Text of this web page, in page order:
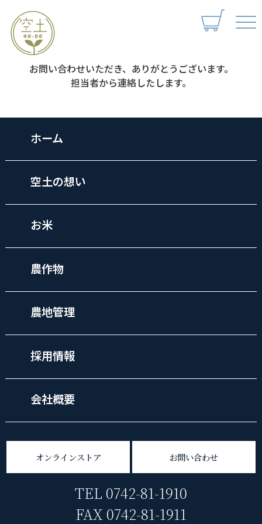
お問い合わせいただき、ありがとうございます。
担当者から連絡したします。
ホーム
空土の想い
お米
農作物
農地管理
採用情報
会社概要
TEL 0742-81-1910
FAX 0742-81-1911
オンラインストア お問い合わせ